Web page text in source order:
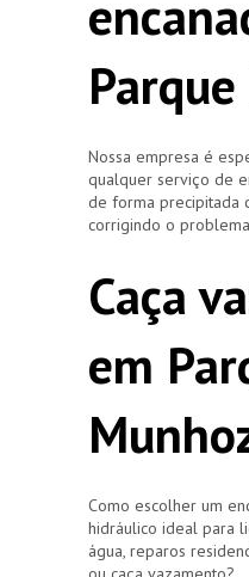
Nossa empresa é
qualquer serviço de
de forma precipitada
corrigindo o
Caça
em
Como escolher um
hidráulico ideal para
água, reparos